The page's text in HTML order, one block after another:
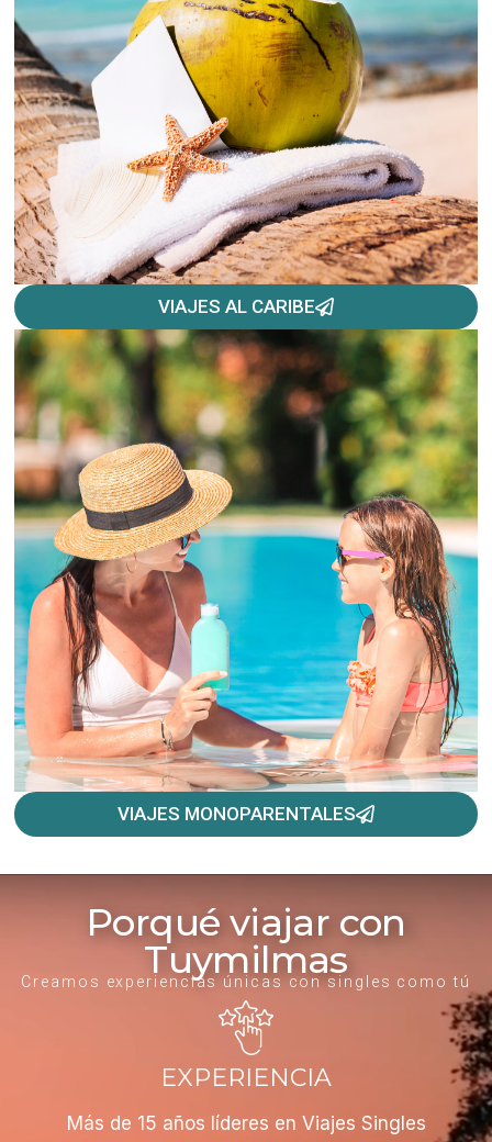
VIAJES AL CARIBE
VIAJES MONOPARENTALES
Porqué viajar con
Tuymilmas
Creamos experiencias únicas con singles como tú
EXPERIENCIA
Más de 15 años líderes en Viajes Singles